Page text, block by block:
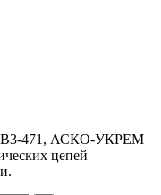
B3-471, АСКО-УКРЕМ
цепей